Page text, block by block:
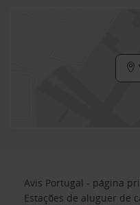
Avis Portugal - página
Estações de aluguer de